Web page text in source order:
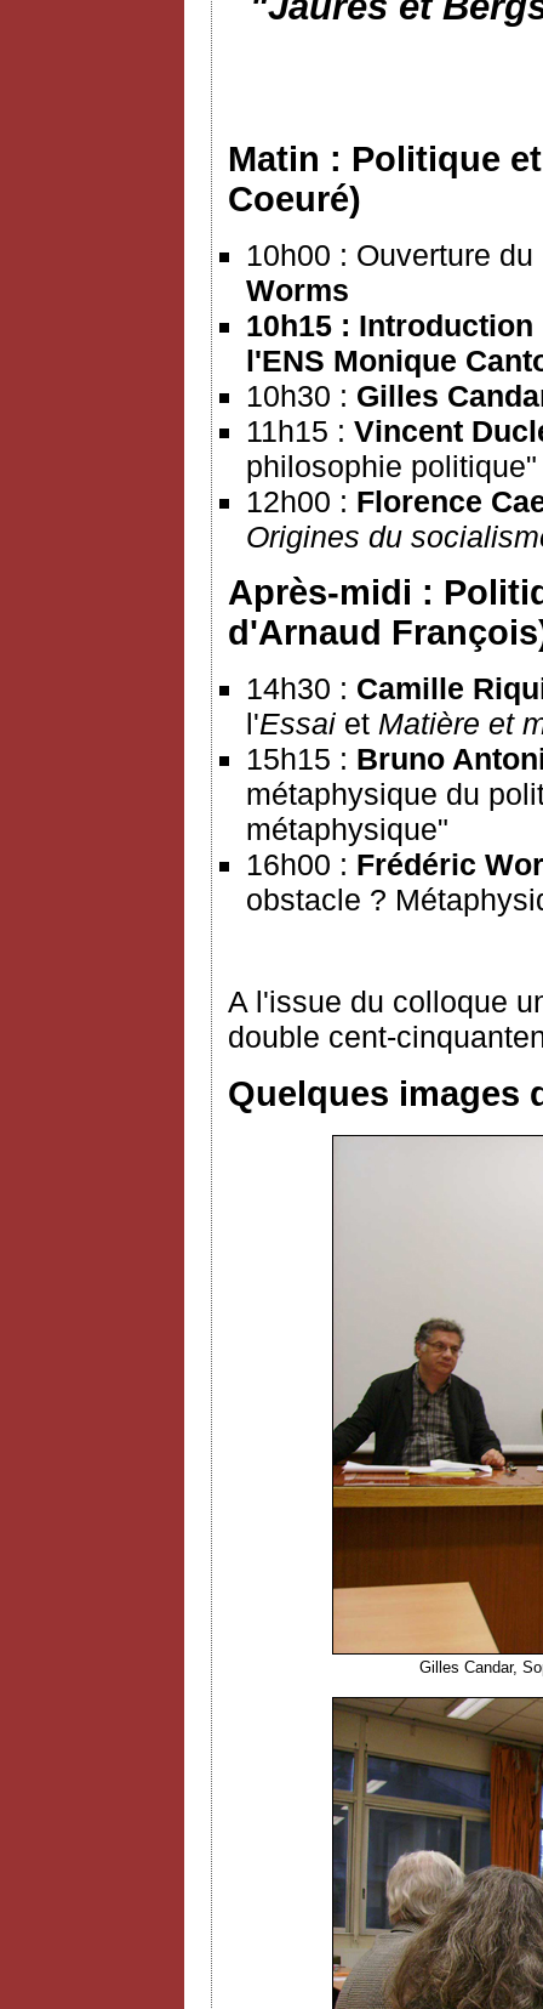
Matin : Politique
Coeuré)
10h00 : Ouverture
Worms
10h15 :
l'ENS Monique
10h30 : Gilles
11h15 : Vincent
philosophie politique"
12h00 : Florence
Origines du
Après-midi :
d'Arnaud
14h30 : Camille
l'Essai et Matière et
15h15 : Bruno
métaphysique du
métaphysique"
16h00 : Frédéric
obstacle ?
A l'issue du colloque
double cent-
Quelques images
Gilles Candar,